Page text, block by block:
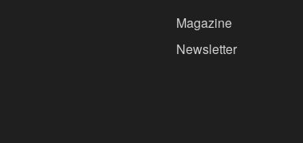
Magazine
Newsletter